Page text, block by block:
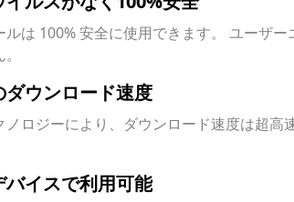
ルは 100% 安全に使用できます。 ユーザ
ダウンロード速度
ノロジーにより、ダウンロード速度は超
バイスで利用可能